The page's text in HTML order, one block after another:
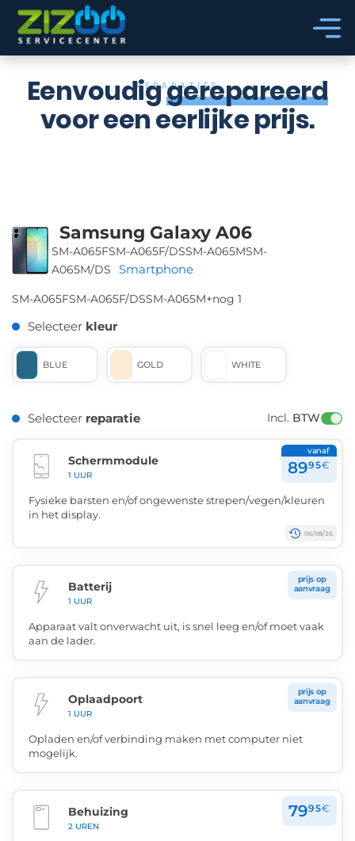
Ga naar hoofdinhoud
Ga naar voettekst
REPARATIES
Eenvoudiggerepareerd
voor een eerlijke prijs.
Samsung Galaxy A06
SM-A065FSM-A065F/DSSM-A065MSM-
A065M/DS
Smartphone
SM-A065FSM-A065F/DSSM-A065M+nog 1
Selecteer kleur
BLUE GOLD WHITE
Selecteer reparatie Incl. BTW
Schermmodule
1 UUR
vanaf
8995€
Fysieke barsten en/of ongewenste strepen/vegen/kleuren
in het display.
06/08/26
Batterij
1 UUR
prijs op
aanvraag
Apparaat valt onverwacht uit, is snel leeg en/of moet vaak
aan de lader.
Oplaadpoort
1 UUR
prijs op
aanvraag
Opladen en/of verbinding maken met computer niet
mogelijk.
Behuizing
2 UREN
7995€